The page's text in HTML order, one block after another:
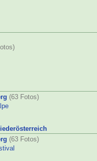
(63 Fotos)
(63 Fotos)